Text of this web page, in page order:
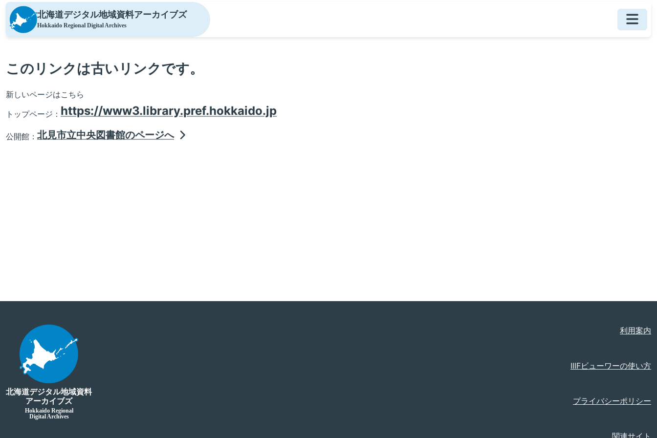
北海道デジタル地域資料アーカイブズ
Hokkaido Regional Digital Archives
このリンクは古いリンクです。
新しいページはこちら
トップページ： https://www3.library.pref.hokkaido.jp
公開館： 北見市立中央図書館のページへ
北海道デジタル地域資料
アーカイブズ
Hokkaido Regional
Digital Archives
利用案内
IIIFビューワーの使い方
プライバシーポリシー
関連サイト